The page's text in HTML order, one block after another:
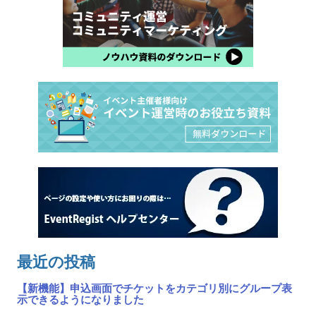
最近の投稿
【新機能】申込画面でチケットをカテゴリ別にグループ表
示できるようになりました